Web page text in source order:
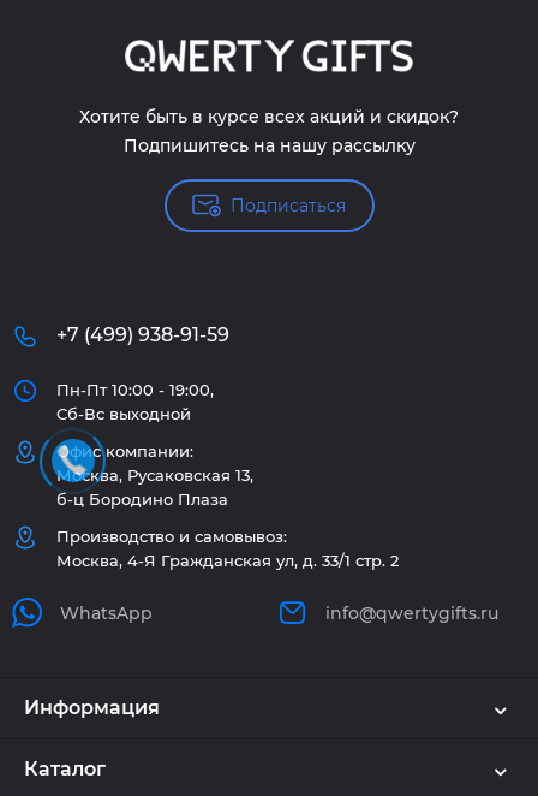
Хотите быть в курсе всех акций и скидок?
Подпишитесь на нашу рассылку
Подписаться
+7 (499) 938-91-59
Пн-Пт 10:00 - 19:00,
Сб-Вс выходной
Офис компании:
Москва, Русаковская 13,
б-ц Бородино Плаза
Производство и самовывоз:
Москва, 4-Я Гражданская ул, д. 33/1 стр. 2
WhatsApp info@qwertygifts.ru
Информация
Каталог